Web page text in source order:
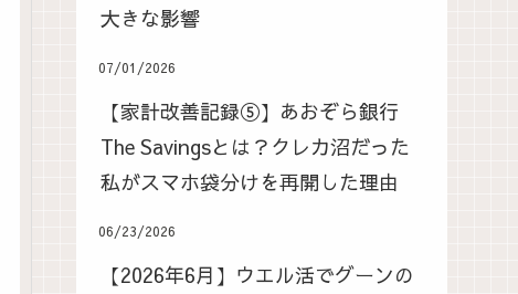
大きな影響
07/01/2026
【家計改善記録⑤】あおぞら銀行
The Savingsとは？クレカ沼だった
私がスマホ袋分けを再開した理由
06/23/2026
【2026年6月】ウエル活でグーンの